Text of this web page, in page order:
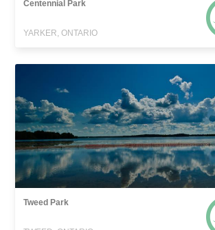
Centennial Park
YARKER, ONTARIO
Tweed Park